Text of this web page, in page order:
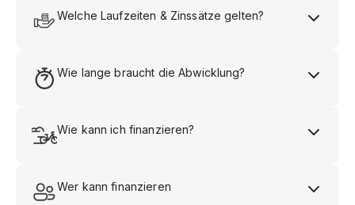
Welche Laufzeiten & Zinssätze gelten?
Wie lange braucht die Abwicklung?
Wie kann ich finanzieren?
Wer kann finanzieren